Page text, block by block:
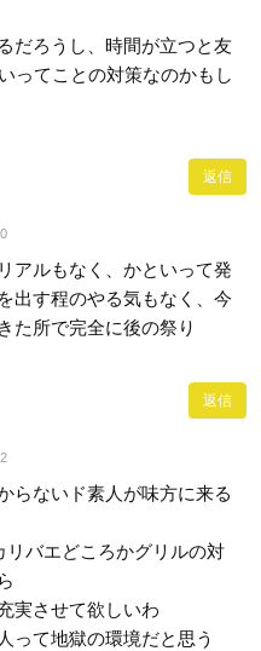
だろうし、時間が立つと友
ってことの対策なのかもし
返信
アルもなく、かといって発
出す程のやる気もなく、今
た所で完全に後の祭り
返信
らないド素人が味方に来る
バエどころかグリルの対
実させて欲しいわ
って地獄の環境だと思う